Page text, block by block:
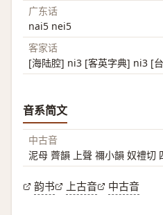
广东话
nai5 nei5
客家话
[海陆腔] ni3 [客英字典] ni3 [
音系简文
中古音
泥母 薺韻 上聲 禰小韻 奴禮切
韵书 上古音 中古音